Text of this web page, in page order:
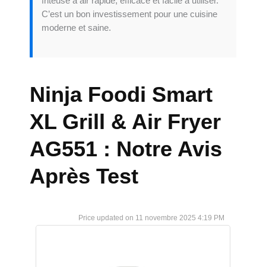
C’est un bon investissement pour une cuisine
moderne et saine.
Ninja Foodi Smart
XL Grill & Air Fryer
AG551 : Notre Avis
Après Test
11 novembre 2025 4:19 PM